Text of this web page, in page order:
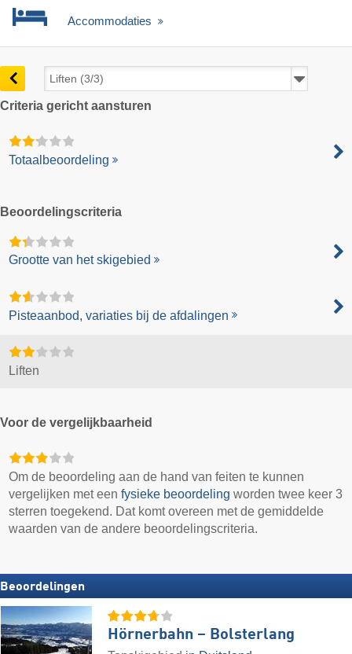
Accommodaties
Criteria gericht aansturen
Totaalbeoordeling
Beoordelingscriteria
Grootte van het skigebied
Pisteaanbod, variaties bij de afdalingen
Liften
Voor de vergelijkbaarheid
Om de beoordeling aan de hand van feiten te kunnen
vergelijken met eenfysieke beoordeling worden twee keer 3
sterren toegekend. Dat komt overeen met de gemiddelde
waarden van de andere beoordelingscriteria.
Beoordelingen
Hörnerbahn – Bolsterlang